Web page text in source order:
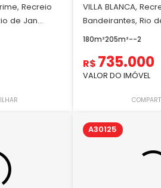
Recreio
de Jan...
VILLA BLANCA,
Bandeirantes, Rio
180m²205m²--2
R$ 735.000
VALOR DO IMÓVEL
A30125